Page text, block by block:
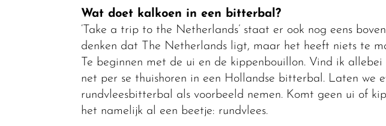
Wat doet kalkoen in een bitterbal?
‘Take a trip to the Netherlands’ staat er ook nog eens
denken dat The Netherlands ligt, maar het heeft niets te
Te beginnen met de ui en de kippenbouillon. Vind ik
net per se thuishoren in een Hollandse bitterbal. Laten we
rundvleesbitterbal als voorbeeld nemen. Komt geen ui of
het namelijk al een beetje: rundvlees.